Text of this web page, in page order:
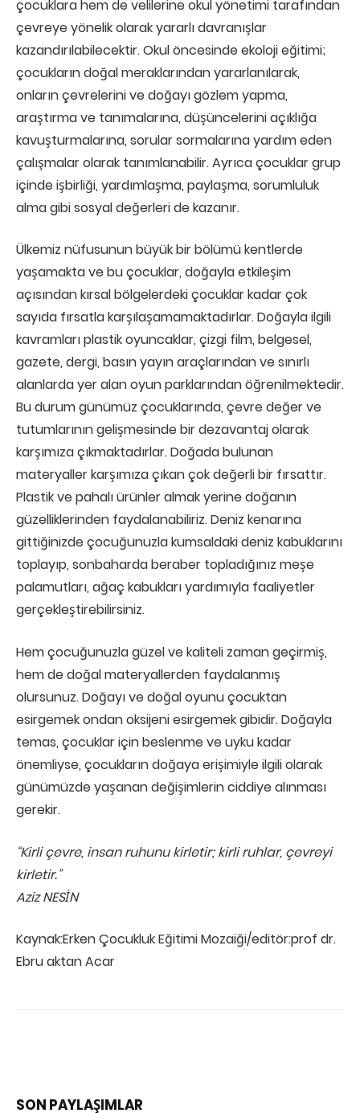
çocuklara hem de velilerine okul yönetimi tarafından
çevreye yönelik olarak yararlı davranışlar
kazandırılabilecektir. Okul öncesinde ekoloji eğitimi;
çocukların doğal meraklarından yararlanılarak,
onların çevrelerini ve doğayı gözlem yapma,
araştırma ve tanımalarına, düşüncelerini açıklığa
kavuşturmalarına, sorular sormalarına yardım eden
çalışmalar olarak tanımlanabilir. Ayrıca çocuklar grup
içinde işbirliği, yardımlaşma, paylaşma, sorumluluk
alma gibi sosyal değerleri de kazanır.
Ülkemiz nüfusunun büyük bir bölümü kentlerde
yaşamakta ve bu çocuklar, doğayla etkileşim
açısından kırsal bölgelerdeki çocuklar kadar çok
sayıda fırsatla karşılaşamamaktadırlar. Doğayla ilgili
kavramları plastik oyuncaklar, çizgi film, belgesel,
gazete, dergi, basın yayın araçlarından ve sınırlı
alanlarda yer alan oyun parklarından öğrenilmektedir.
Bu durum günümüz çocuklarında, çevre değer ve
tutumlarının gelişmesinde bir dezavantaj olarak
karşımıza çıkmaktadırlar. Doğada bulunan
materyaller karşımıza çıkan çok değerli bir fırsattır.
Plastik ve pahalı ürünler almak yerine doğanın
güzelliklerinden faydalanabiliriz. Deniz kenarına
gittiğinizde çocuğunuzla kumsaldaki deniz kabuklarını
toplayıp, sonbaharda beraber topladığınız meşe
palamutları, ağaç kabukları yardımıyla faaliyetler
gerçekleştirebilirsiniz.
Hem çocuğunuzla güzel ve kaliteli zaman geçirmiş,
hem de doğal materyallerden faydalanmış
olursunuz. Doğayı ve doğal oyunu çocuktan
esirgemek ondan oksijeni esirgemek gibidir. Doğayla
temas, çocuklar için beslenme ve uyku kadar
önemliyse, çocukların doğaya erişimiyle ilgili olarak
günümüzde yaşanan değişimlerin ciddiye alınması
gerekir.
“Kirli çevre, insan ruhunu kirletir; kirli ruhlar, çevreyi
kirletir.”
Aziz NESİN
Kaynak:Erken Çocukluk Eğitimi Mozaiği/editör:prof dr.
Ebru aktan Acar
SON PAYLAŞIMLAR